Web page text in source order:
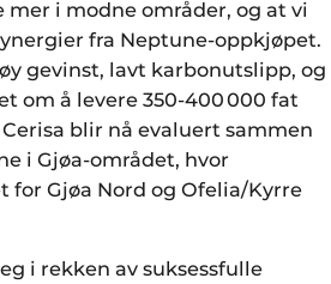
mer i modne områder, og at vi
fra Neptune-oppkjøpet.
gevinst, lavt karbonutslipp, og
om å levere 350-400 000 fat
Cerisa blir nå evaluert sammen
i Gjøa-området, hvor
Gjøa Nord og Ofelia/Kyrre
i rekken av suksessfulle